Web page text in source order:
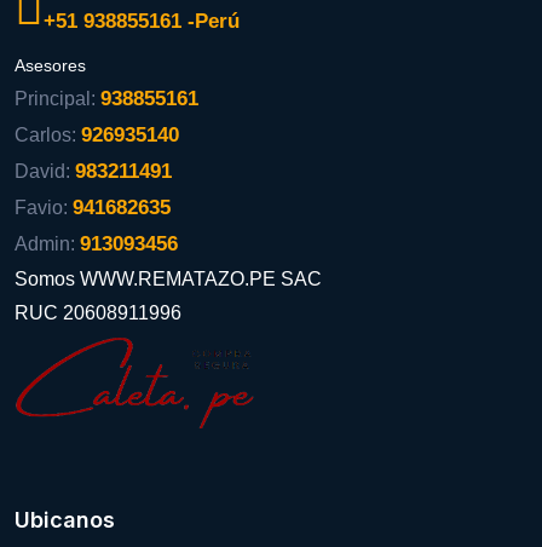
+51 938855161 -Perú
Asesores
Principal: 938855161
Carlos: 926935140
David: 983211491
Favio: 941682635
Admin: 913093456
Somos WWW.REMATAZO.PE SAC
RUC 20608911996
Ubicanos